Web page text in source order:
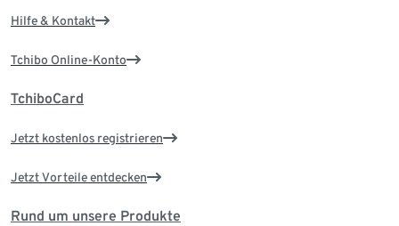
Hilfe & Kontakt
Tchibo Online-Konto
TchiboCard
Jetzt kostenlos registrieren
Jetzt Vorteile entdecken
Rund um unsere Produkte